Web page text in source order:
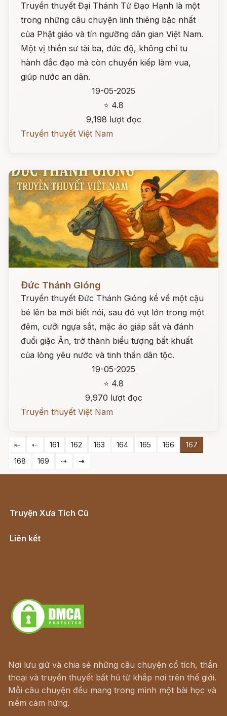
Truyền thuyết Đại Thánh Từ Đạo Hạnh là một
trong những câu chuyện linh thiêng bậc nhất
của Phật giáo và tín ngưỡng dân gian Việt Nam.
Một vị thiền sư tài ba, đức độ, không chỉ tu
hành đắc đạo mà còn chuyển kiếp làm vua,
giúp nước an dân.
19-05-2025
⭐ 4.8
9,198 lượt đọc
Truyền thuyết Việt Nam
Đức Thánh Gióng
Truyền thuyết Đức Thánh Gióng kể về một cậu
bé lên ba mới biết nói, sau đó vụt lớn trong một
đêm, cưỡi ngựa sắt, mặc áo giáp sắt và đánh
đuổi giặc Ân, trở thành biểu tượng bất khuất
của lòng yêu nước và tinh thần dân tộc.
19-05-2025
⭐ 4.8
9,970 lượt đọc
Truyền thuyết Việt Nam
⇤ ⇠ 161 162 163 164 165 166
167
168
169 ⇢ ⇥
Truyện Xưa Tích Cũ
Liên kết
Nơi lưu giữ và chia sẻ những câu chuyện cổ tích, thần
thoại và truyền thuyết bất hủ từ khắp nơi trên thế giới.
Mỗi câu chuyện đều mang trong mình một bài học và
niềm cảm hứng.